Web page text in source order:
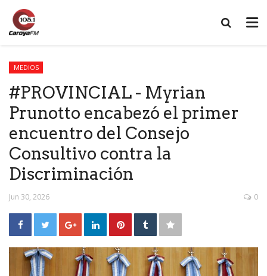
MEDIOS
#PROVINCIAL - Myrian
Prunotto encabezó el primer
encuentro del Consejo
Consultivo contra la
Discriminación
Jun 30, 2026 0